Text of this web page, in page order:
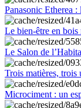
Panasonic Etherea
Le bien-être en bois
Le Salon de
Trois matières, trois
Microciment : un